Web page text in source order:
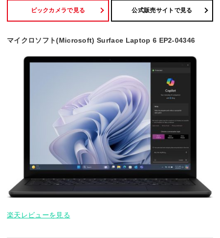
ビックカメラで見る 公式販売サイトで見る
マイクロソフト(Microsoft) Surface Laptop 6 EP2-04346
楽天レビューを見る